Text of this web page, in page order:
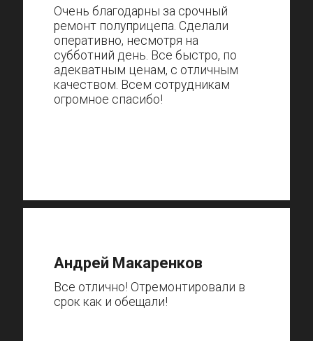
Очень благодарны за срочный
ремонт полуприцепа. Сделали
оперативно, несмотря на
субботний день. Все быстро, по
адекватным ценам, с отличным
качеством. Всем сотрудникам
огромное спасибо!
Андрей Макаренков
Все отлично! Отремонтировали в
срок как и обещали!